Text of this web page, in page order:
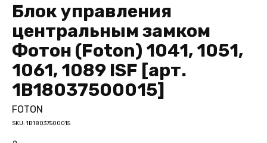
Блок управления
центральным замком
Фотон (Foton) 1041, 1051,
1061, 1089 ISF [арт.
1B18037500015]
FOTON
SKU: 1B18037500015